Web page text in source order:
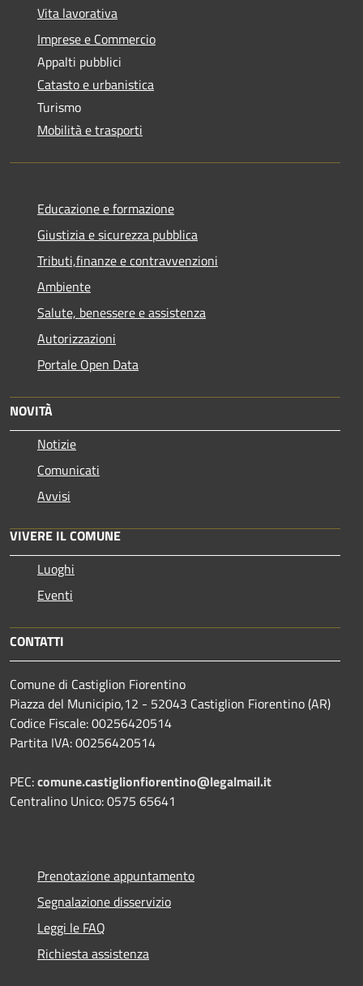
Vita lavorativa
Imprese e Commercio
Appalti pubblici
Catasto e urbanistica
Turismo
Mobilità e trasporti
Educazione e formazione
Giustizia e sicurezza pubblica
Tributi,finanze e contravvenzioni
Ambiente
Salute, benessere e assistenza
Autorizzazioni
Portale Open Data
NOVITÀ
Notizie
Comunicati
Avvisi
VIVERE IL COMUNE
Luoghi
Eventi
CONTATTI
Comune di Castiglion Fiorentino
Piazza del Municipio,12 - 52043 Castiglion Fiorentino (AR)
Codice Fiscale: 00256420514
Partita IVA: 00256420514
PEC:comune.castiglionfiorentino@legalmail.it
Centralino Unico: 0575 65641
Prenotazione appuntamento
Segnalazione disservizio
Leggi le FAQ
Richiesta assistenza